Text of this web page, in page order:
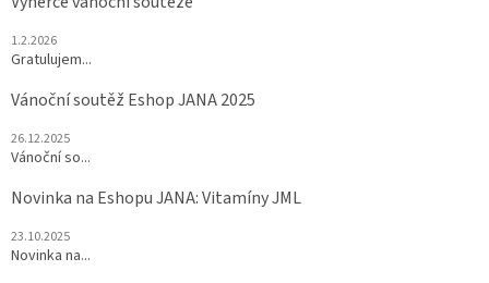
1.2.2026
Gratulujem...
Vánoční soutěž Eshop JANA 2025
26.12.2025
Vánoční so...
Novinka na Eshopu JANA: Vitamíny JML
23.10.2025
Novinka na...